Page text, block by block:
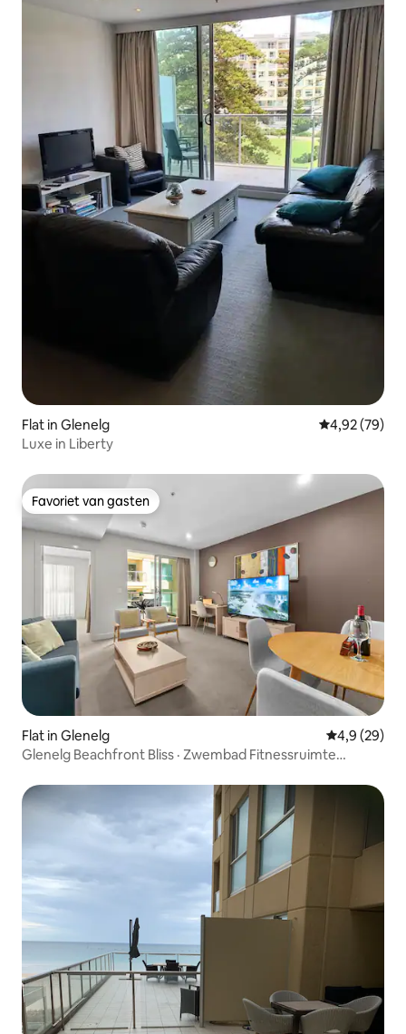
Flat in Glenelg Gemiddelde
4,92 (79)
Luxe in Liberty
Favoriet van gasten
Favoriet van gasten
Flat in Glenelg Gemiddelde
4,9 (29)
Glenelg Beachfront Bliss · Zwembad Fitnessruimte